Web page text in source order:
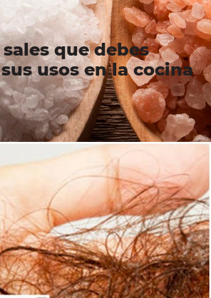
que debes
usos en la cocina